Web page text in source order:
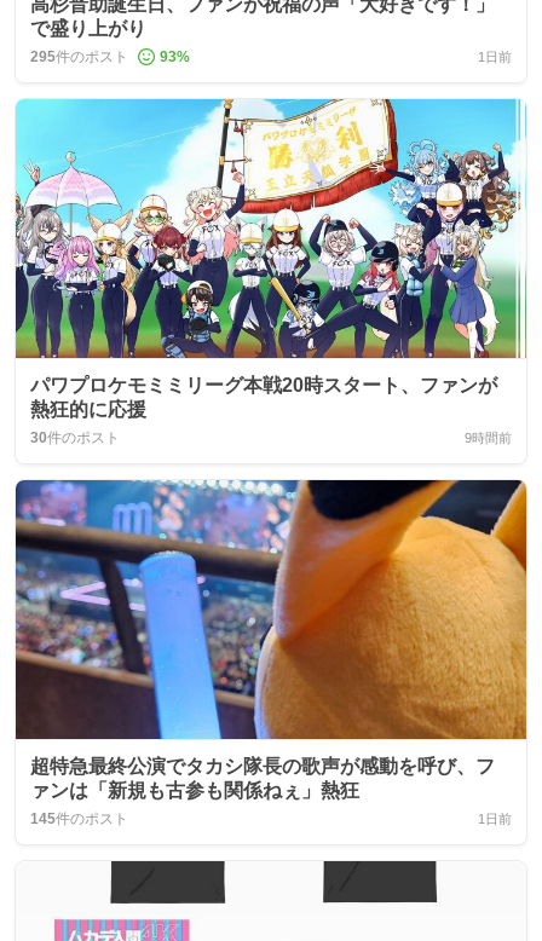
高杉晋助誕生日、ファンが祝福の声「大好きです！」
で盛り上がり
295件のポスト 93% 1日前
パワプロケモミミリーグ本戦20時スタート、ファンが
熱狂的に応援
30件のポスト 9時間前
超特急最終公演でタカシ隊長の歌声が感動を呼び、フ
ァンは「新規も古参も関係ねぇ」熱狂
145件のポスト 1日前